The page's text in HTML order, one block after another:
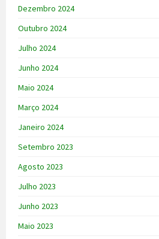
Dezembro 2024
Outubro 2024
Julho 2024
Junho 2024
Maio 2024
Março 2024
Janeiro 2024
Setembro 2023
Agosto 2023
Julho 2023
Junho 2023
Maio 2023